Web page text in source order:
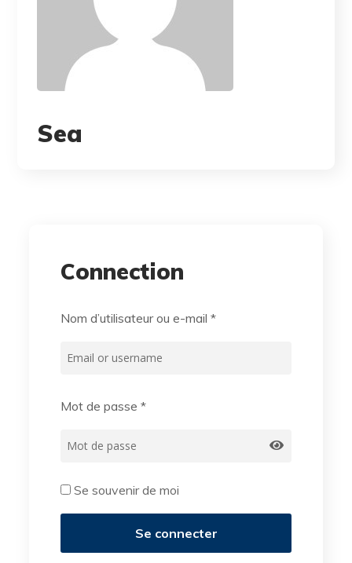
Sea
Connection
Nom d’utilisateur ou e-mail*
Mot de passe*
Se souvenir de moi
Se connecter